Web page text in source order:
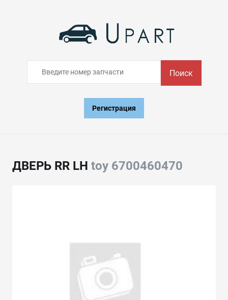
Поиск
Регистрация
ДВЕРЬ RR LH toy 6700460470